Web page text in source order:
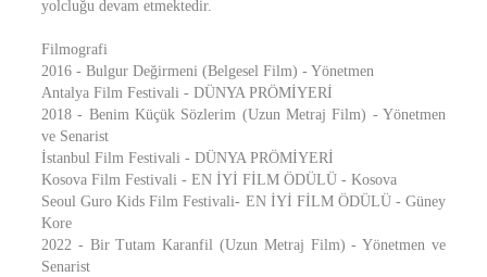
yolcluğu devam etmektedir.
Filmografi
2016 - Bulgur Değirmeni (Belgesel Film) - Yönetmen
Antalya Film Festivali - DÜNYA PRÖMİYERİ
2018 - Benim Küçük Sözlerim (Uzun Metraj Film) - Yönetmen
ve Senarist
İstanbul Film Festivali - DÜNYA PRÖMİYERİ
Kosova Film Festivali - EN İYİ FİLM ÖDÜLÜ - Kosova
Seoul Guro Kids Film Festivali- EN İYİ FİLM ÖDÜLÜ - Güney
Kore
2022 - Bir Tutam Karanfil (Uzun Metraj Film) - Yönetmen ve
Senarist